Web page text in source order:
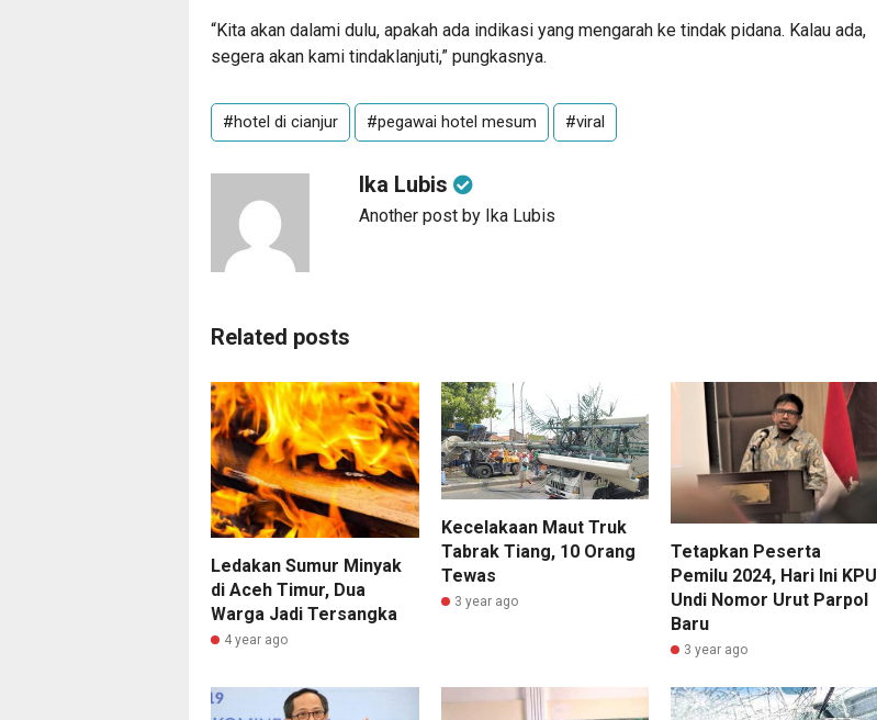
“Kita akan dalami dulu, apakah ada indikasi yang mengarah ke tindak pidana. Kalau ada,
segera akan kami tindaklanjuti,” pungkasnya.
#hotel di cianjur #pegawai hotel mesum #viral
Ika Lubis
Another post by Ika Lubis
Related posts
Ledakan Sumur Minyak
di Aceh Timur, Dua
Warga Jadi Tersangka
4 year ago
Kecelakaan Maut Truk
Tabrak Tiang, 10 Orang
Tewas
3 year ago
Tetapkan Peserta
Pemilu 2024, Hari Ini KPU
Undi Nomor Urut Parpol
Baru
3 year ago